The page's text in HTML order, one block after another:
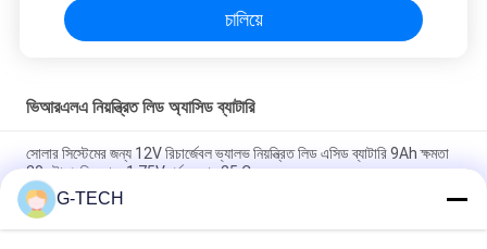
চালিয়ে
ভিআরএলএ নিয়ন্ত্রিত লিড অ্যাসিড ব্যাটারি
সোলার সিস্টেমের জন্য 12V রিচার্জেবল ভ্যালভ নিয়ন্ত্রিত লিড এসিড ব্যাটারি 9Ah ক্ষমতা
20 ঘন্টা প্রতি কোষে 1.75V পর্যন্ত হার 25 C
2.55 Kg 12V 9Ah VRLA type lead acid battery for
UPS,Telecom,solar system,alarm system
G-TECH